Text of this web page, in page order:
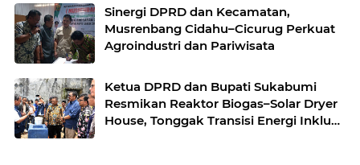
Sinergi DPRD dan Kecamatan,
Musrenbang Cidahu–Cicurug Perkuat
Agroindustri dan Pariwisata
Ketua DPRD dan Bupati Sukabumi
Resmikan Reaktor Biogas–Solar Dryer
House, Tonggak Transisi Energi Inklusif